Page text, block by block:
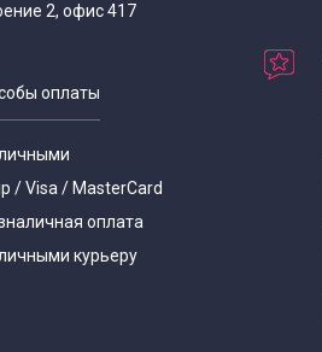
2, офис 417
оплаты
/ Visa / MasterCard
оплата
курьеру